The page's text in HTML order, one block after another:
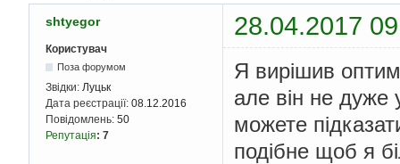
shtyegor 28.04.2017
Користувач
Поза форумом
Звідки: Луцьк
Дата реєстрації: 08.12.2016
Повідомлень: 50
Репутація: 7
Я вирішив
але він не дуже
можете
подібне щоб я